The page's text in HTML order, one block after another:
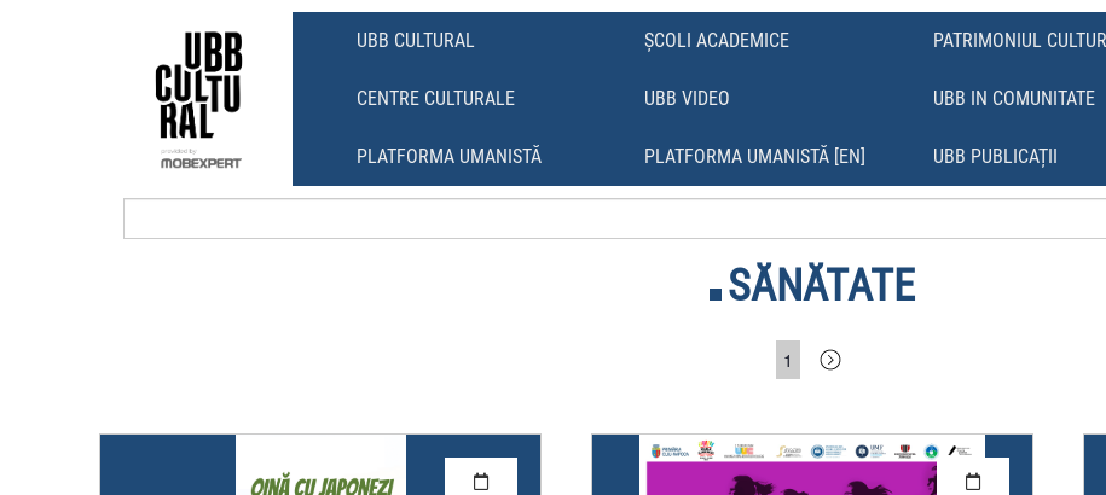
UBB CULTURAL ȘCOLI ACADEMICE PATRIMONIUL
CENTRE CULTURALE UBB VIDEO UBB IN COMUNITATE
PLATFORMA UMANISTĂ PLATFORMA UMANISTĂ [EN] UBB PUBLICAȚII
SĂNĂTATE
1